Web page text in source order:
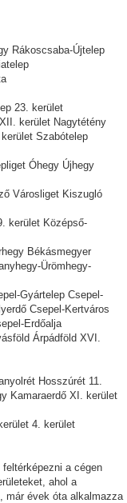
Rákoscsaba-Újtelep
23. kerület
kerület Nagytétény
Szabótelep
Óhegy Újhegy
Városliget Kiszugló
kerület Középső-
Békásmegyer
Ürömhegy-
Gyártelep Csepel-
Csepel-Kertváros
Erdőalja
Árpádföld XVI.
Hosszúrét 11.
Kamaraerdő XI. kerület
4. kerület
a cégen
ahol a
már évek óta alkalmazza